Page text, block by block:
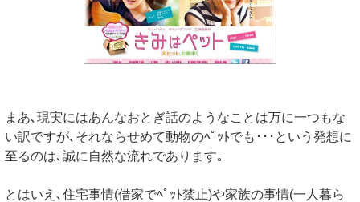
まあ､現実にはあんなおとぎ話のようなことは万に一つもな
い訳ですが､それならせめて動物のﾍﾟｯﾄでも･･･という発想に
至るのは､誠に自然な流れであります｡
とはいえ､住宅事情(借家でﾍﾟｯﾄ禁止)や家族の事情(一人暮ら